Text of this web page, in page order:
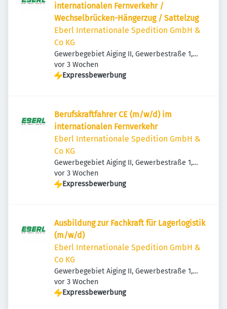
internationalen Fernverkehr /
Wechselbrücken-Hängerzug / Sattelzug
Eberl Internationale Spedition GmbH &
Co KG
Gewerbegebiet Aiging II, Gewerbestraße 1,
83365 Nußdorf, Deutschland
Veröffentlicht
vor 3 Wochen
Expressbewerbung
Berufskraftfahrer CE (m/w/d) im
internationalen Fernverkehr
Eberl Internationale Spedition GmbH &
Co KG
Gewerbegebiet Aiging II, Gewerbestraße 1,
83365 Nußdorf, Deutschland
Veröffentlicht
vor 3 Wochen
Expressbewerbung
Ausbildung zur Fachkraft für Lagerlogistik
(m/w/d)
Eberl Internationale Spedition GmbH &
Co KG
Gewerbegebiet Aiging II, Gewerbestraße 1,
83365 Nußdorf, Deutschland
Veröffentlicht
vor 3 Wochen
Expressbewerbung